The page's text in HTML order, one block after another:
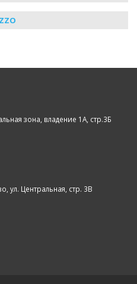
зона, владение 1А, стр.3Б
ул. Центральная, стр. 3В